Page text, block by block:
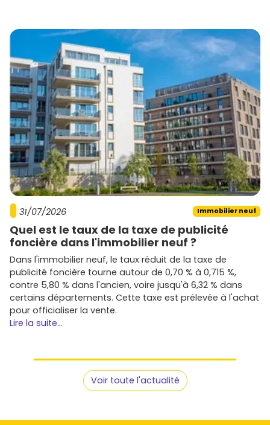
31/07/2026 Immobilier neuf
Quel est le taux de la taxe de publicité
foncière dans l'immobilier neuf ?
Dans l'immobilier neuf, le taux réduit de la taxe de
publicité foncière tourne autour de 0,70 % à 0,715 %,
contre 5,80 % dans l'ancien, voire jusqu'à 6,32 % dans
certains départements. Cette taxe est prélevée à l'achat
pour officialiser la vente.
Lire la suite...
Voir toute l'actualité